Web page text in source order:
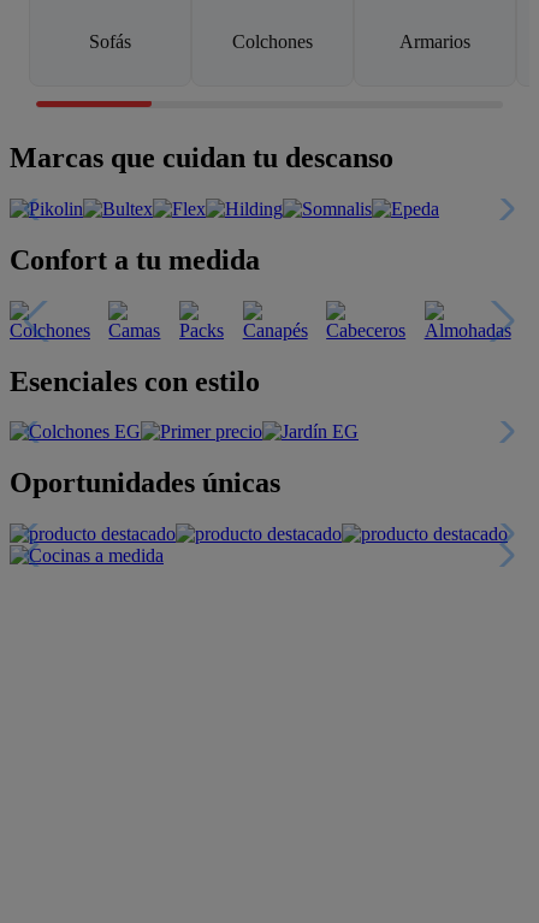
Sofás Colchones Armarios
Marcas que cuidan tu descanso
Confort a tu medida
Esenciales con estilo
Oportunidades únicas